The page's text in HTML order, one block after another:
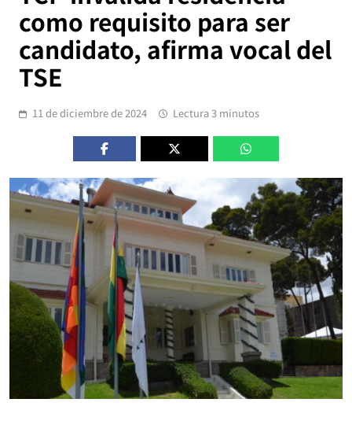
como requisito para ser
candidato, afirma vocal del
TSE
11 de diciembre de 2024 Lectura 3 minutos